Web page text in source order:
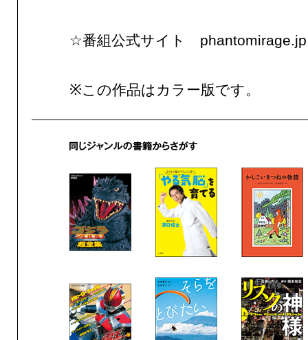
☆番組公式サイト phantomirage.jp
※この作品はカラー版です。